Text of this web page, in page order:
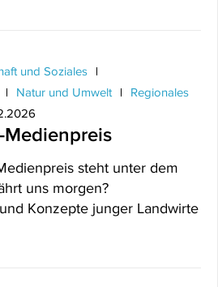
und Soziales
Natur und Umwelt
Regionales
steht unter dem
uns morgen?
Konzepte junger Landwirte